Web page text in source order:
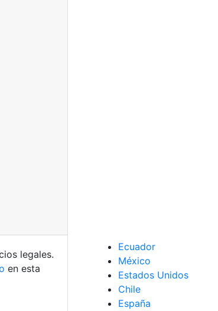
legales.
en esta
Ecuador
México
Estados Unidos
Chile
España